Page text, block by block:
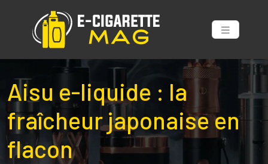
Aisu e-liquide : la
fraîcheur japonaise en
flacon